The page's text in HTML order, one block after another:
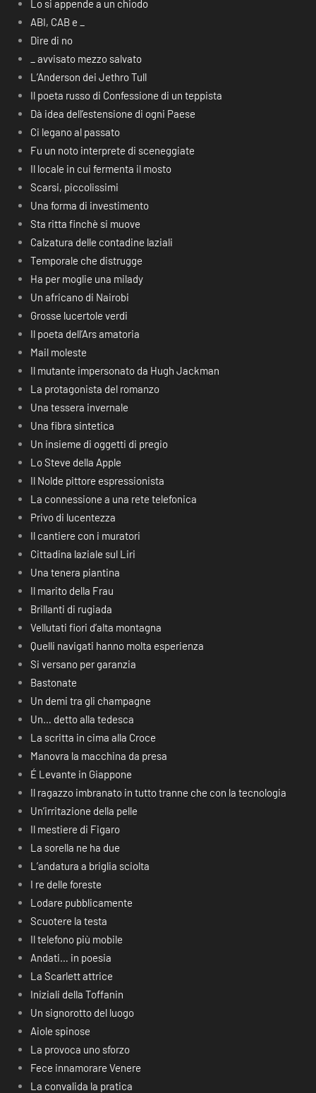
Lo si appende a un chiodo
ABI, CAB e _
Dire di no
_ avvisato mezzo salvato
L’Anderson dei Jethro Tull
Il poeta russo di Confessione di un teppista
Dà idea dell’estensione di ogni Paese
Ci legano al passato
Fu un noto interprete di sceneggiate
Il locale in cui fermenta il mosto
Scarsi, piccolissimi
Una forma di investimento
Sta ritta finchè si muove
Calzatura delle contadine laziali
Temporale che distrugge
Ha per moglie una milady
Un africano di Nairobi
Grosse lucertole verdi
Il poeta dell’Ars amatoria
Mail moleste
Il mutante impersonato da Hugh Jackman
La protagonista del romanzo
Una tessera invernale
Una fibra sintetica
Un insieme di oggetti di pregio
Lo Steve della Apple
Il Nolde pittore espressionista
La connessione a una rete telefonica
Privo di lucentezza
Il cantiere con i muratori
Cittadina laziale sul Liri
Una tenera piantina
Il marito della Frau
Brillanti di rugiada
Vellutati fiori d’alta montagna
Quelli navigati hanno molta esperienza
Si versano per garanzia
Bastonate
Un demi tra gli champagne
Un… detto alla tedesca
La scritta in cima alla Croce
Manovra la macchina da presa
É Levante in Giappone
Il ragazzo imbranato in tutto tranne che con la tecnologia
Un’irritazione della pelle
Il mestiere di Figaro
La sorella ne ha due
L’andatura a briglia sciolta
I re delle foreste
Lodare pubblicamente
Scuotere la testa
Il telefono più mobile
Andati… in poesia
La Scarlett attrice
Iniziali della Toffanin
Un signorotto del luogo
Aiole spinose
La provoca uno sforzo
Fece innamorare Venere
La convalida la pratica